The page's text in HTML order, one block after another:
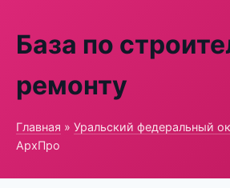
База по
ремонту
Главная » Уральский федеральный
АрхПро